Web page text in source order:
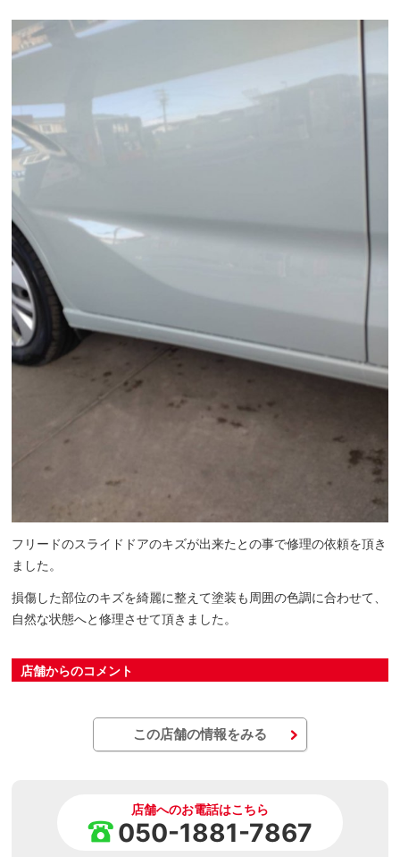
フリードのスライドドアのキズが出来たとの事で修理の依頼を頂き
ました。
損傷した部位のキズを綺麗に整えて塗装も周囲の色調に合わせて、
自然な状態へと修理させて頂きました。
店舗からのコメント
この店舗の情報をみる
店舗へのお電話はこちら
050-1881-7867